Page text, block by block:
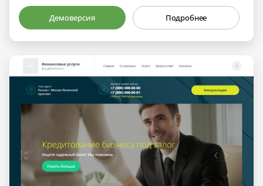
Демоверсия Подробнее